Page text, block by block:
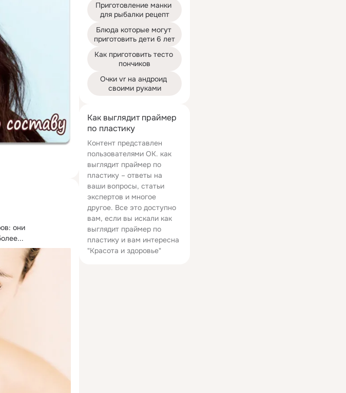
Как выглядит праймер
по пластику
Контент представлен
пользователями ОК. как
выглядит праймер по
пластику – ответы на
ваши вопросы, статьи
экспертов и многое
другое. Все это доступно
вам, если вы искали как
выглядит праймер по
пластику и вам интересна
"Красота и здоровье"
Приготовление манки
для рыбалки рецепт
Блюда которые могут
приготовить дети 6 лет
Как приготовить тесто
пончиков
Очки vr на андроид
своими руками
они